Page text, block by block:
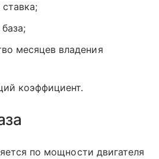
месяцев владения
коэффициент.
по мощности двигателя